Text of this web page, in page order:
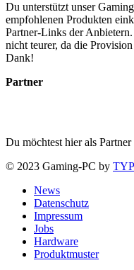
Du unterstützt unser
empfohlenen Produkten
Partner-Links der
nicht teurer, da die
Dank!
Partner
Du möchtest hier als Partner
© 2023 Gaming-PC by
News
Datenschutz
Impressum
Jobs
Hardware
Produktmuster